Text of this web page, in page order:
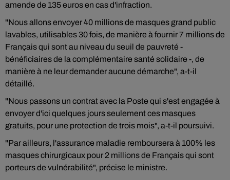
amende de 135 euros en cas d'infraction.
"Nous allons envoyer 40 millions de masques grand public
lavables, utilisables 30 fois, de manière à fournir 7 millions de
Français qui sont au niveau du seuil de pauvreté -
bénéficiaires de la complémentaire santé solidaire -, de
manière à ne leur demander aucune démarche", a-t-il
détaillé.
"Nous passons un contrat avec la Poste qui s'est engagée à
envoyer d'ici quelques jours seulement ces masques
gratuits, pour une protection de trois mois", a-t-il poursuivi.
"Par ailleurs, l'assurance maladie remboursera à 100% les
masques chirurgicaux pour 2 millions de Français qui sont
porteurs de vulnérabilité", précise le ministre.